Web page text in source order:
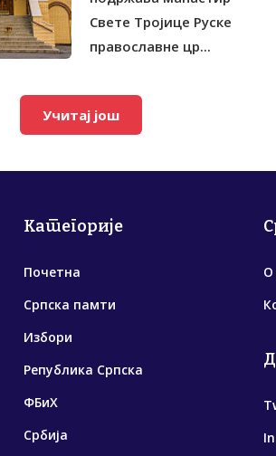
Свете Тројице Руске
православне цр...
Учитај још
Категорије
Почетна
Српска памти
Избори
Република Српска
ФБиХ
Србија
О